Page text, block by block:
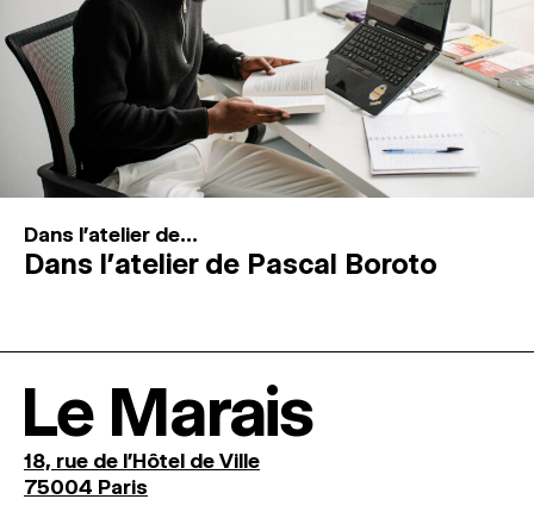
Dans l'atelier de...
Dans l’atelier de Pascal Boroto
Le Marais
18, rue de l'Hôtel de Ville
75004 Paris